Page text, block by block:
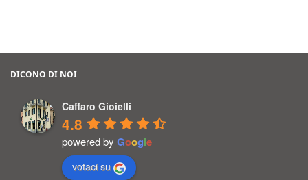
DICONO DI NOI
Caffaro Gioielli
4.8
powered by Google
votaci su